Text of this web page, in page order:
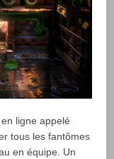
ligne appelé
tous les fantômes
en équipe. Un